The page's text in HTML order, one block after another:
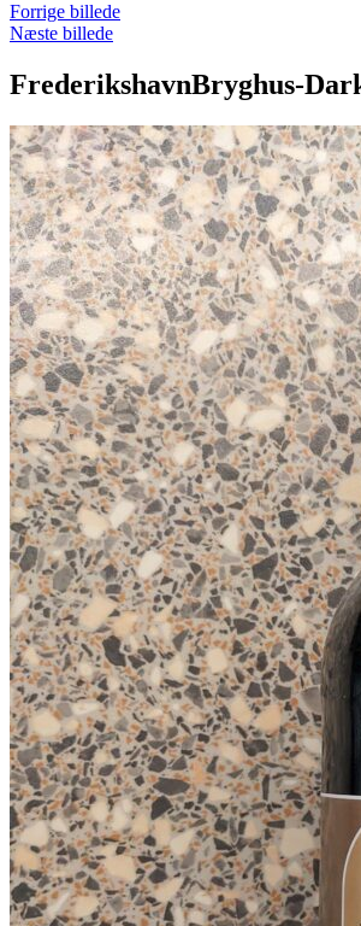
Forrige billede
Næste billede
FrederikshavnBryghus-